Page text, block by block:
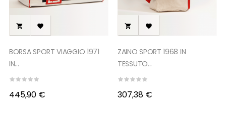
 
BORSA SPORT VIAGGIO 1971
IN...
445,90 €
 
ZAINO SPORT 1968 IN
TESSUTO...
307,38 €